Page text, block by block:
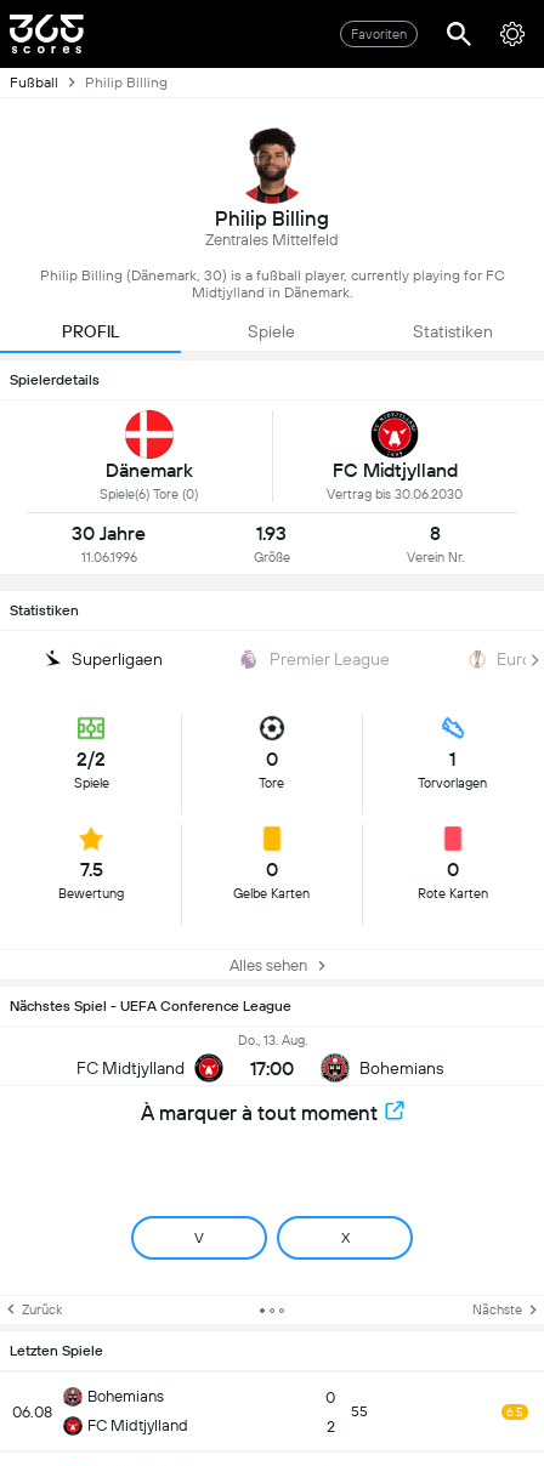
Favoriten
Fußball Philip Billing
Philip Billing
Zentrales Mittelfeld
Philip Billing (Dänemark, 30) is a fußball player, currently playing for FC
Midtjylland in Dänemark.
PROFIL Spiele Statistiken
Spielerdetails
Dänemark
Spiele(6) Tore (0)
FC Midtjylland
Vertrag bis 30.06.2030
30 Jahre
11.06.1996
1.93
Größe
8
Verein Nr.
Statistiken
Superligaen Premier League
2/2
Spiele
0
Tore
1
Torvorlagen
7.5
Bewertung
0
Gelbe Karten
0
Rote Karten
Alles sehen
Nächstes Spiel - UEFA Conference League
FC Midtjylland
Do., 13. Aug.
17:00 Bohemians
À marquer à tout moment
V X
Zurück Nächste
Letzten Spiele
06.08
Bohemians
FC Midtjylland
0
2
55 6.5